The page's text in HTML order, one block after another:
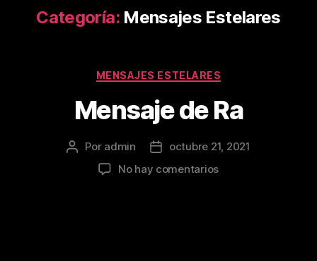
Categoría: Mensajes Estelares
MENSAJES ESTELARES
Mensaje de Ra
Por admin
octubre 21, 2021
No hay comentarios